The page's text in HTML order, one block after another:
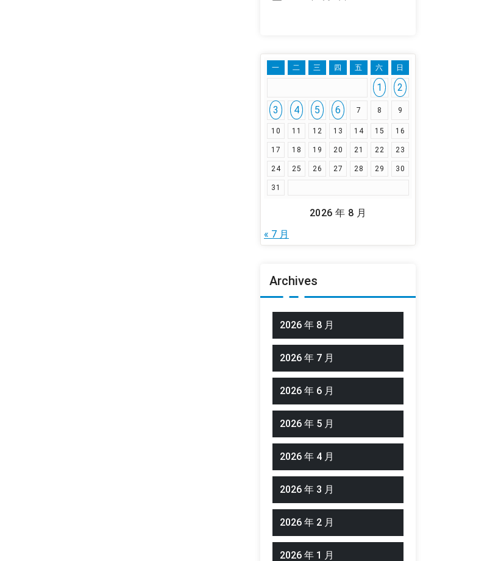
2026 年 8 月
一 二 三 四 五 六 日
1
2
3
4 5 6 7 8 9
10 11 12 13 14 15 16
17 18 19 20 21 22 23
24 25 26 27 28 29 30
31
« 7 月
Archives
2026 年 8 月
2026 年 7 月
2026 年 6 月
2026 年 5 月
2026 年 4 月
2026 年 3 月
2026 年 2 月
2026 年 1 月